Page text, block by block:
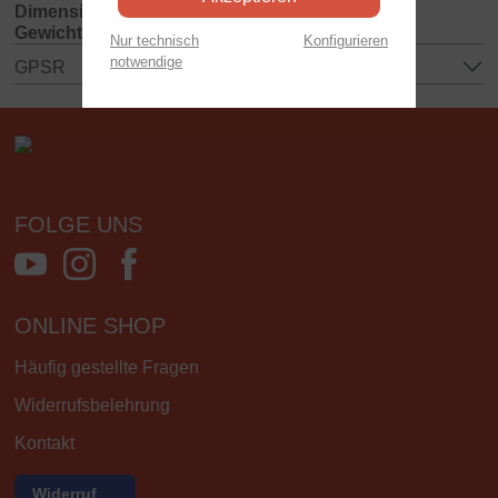
Dimensionen:
400x65x260 mm
Gewicht:
0.12 kg
GPSR
FOLGE UNS
ONLINE SHOP
Häufig gestellte Fragen
Widerrufsbelehrung
Kontakt
Widerruf
Nur technisch
notwendige
Konfigurieren